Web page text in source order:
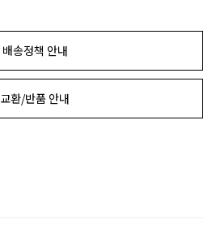
배송정책 안내
교환/반품 안내